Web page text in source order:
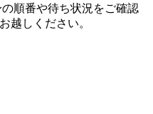
順番や待ち状況をご確認
越しください。